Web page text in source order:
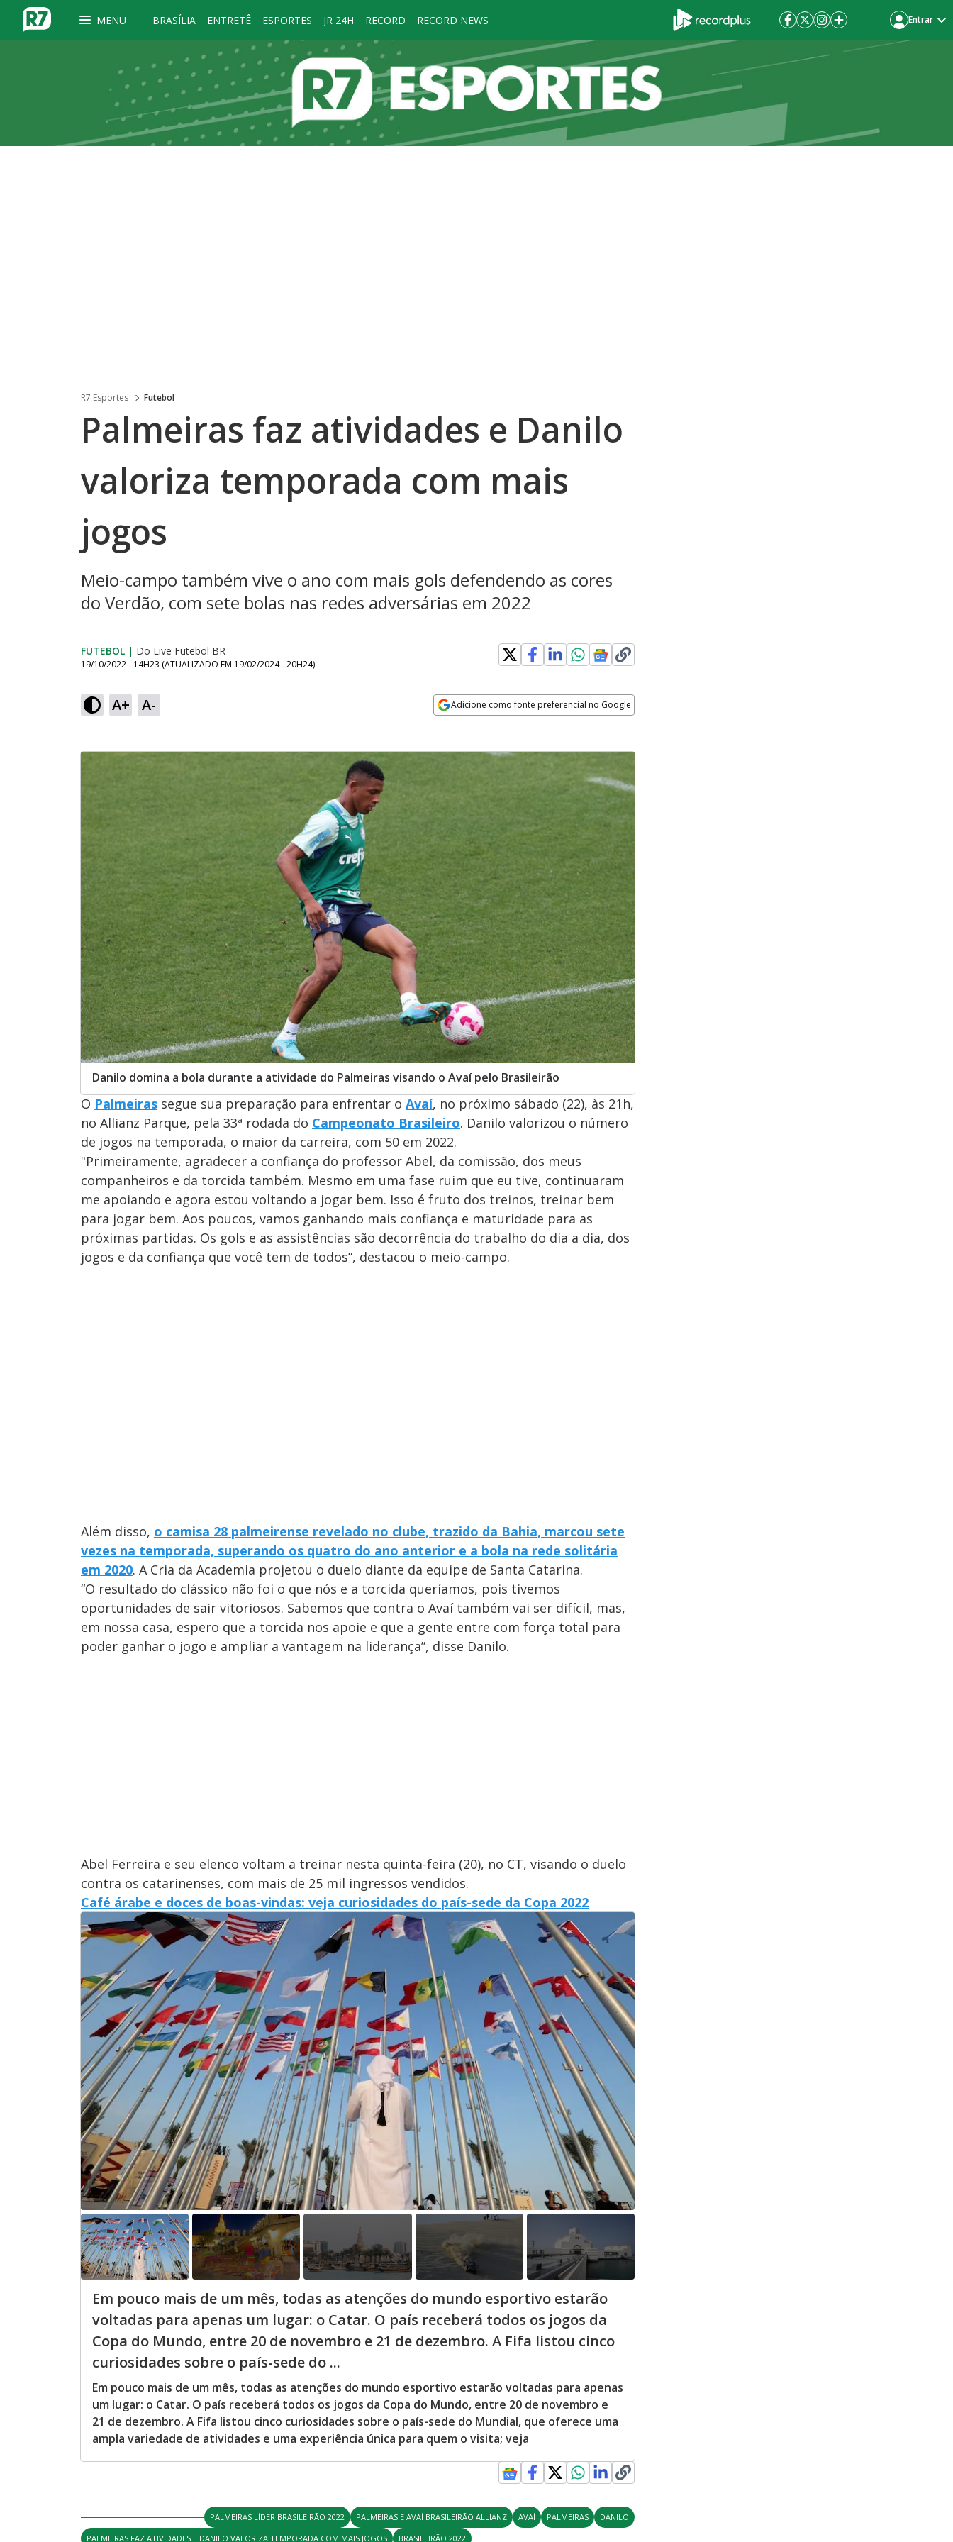
MENU BRASÍLIA ENTRETÊ ESPORTES JR 24H RECORD RECORD NEWS Entrar
R7 Esportes Futebol
Palmeiras faz atividades e Danilo
valoriza temporada com mais
jogos
Meio-campo também vive o ano com mais gols defendendo as cores
do Verdão, com sete bolas nas redes adversárias em 2022
FUTEBOL | Do Live Futebol BR
19/10/2022 - 14H23 (ATUALIZADO EM 19/02/2024 - 20H24)
A+ A- Adicione como fonte preferencial no Google
Danilo domina a bola durante a atividade do Palmeiras visando o Avaí pelo Brasileirão
O Palmeiras segue sua preparação para enfrentar o Avaí, no próximo sábado (22), às 21h,
no Allianz Parque, pela 33ª rodada do Campeonato Brasileiro. Danilo valorizou o número
de jogos na temporada, o maior da carreira, com 50 em 2022.
"Primeiramente, agradecer a confiança do professor Abel, da comissão, dos meus
companheiros e da torcida também. Mesmo em uma fase ruim que eu tive, continuaram
me apoiando e agora estou voltando a jogar bem. Isso é fruto dos treinos, treinar bem
para jogar bem. Aos poucos, vamos ganhando mais confiança e maturidade para as
próximas partidas. Os gols e as assistências são decorrência do trabalho do dia a dia, dos
jogos e da confiança que você tem de todos”, destacou o meio-campo.
Além disso, o camisa 28 palmeirense revelado no clube, trazido da Bahia, marcou sete
vezes na temporada, superando os quatro do ano anterior e a bola na rede solitária
em 2020. A Cria da Academia projetou o duelo diante da equipe de Santa Catarina.
“O resultado do clássico não foi o que nós e a torcida queríamos, pois tivemos
oportunidades de sair vitoriosos. Sabemos que contra o Avaí também vai ser difícil, mas,
em nossa casa, espero que a torcida nos apoie e que a gente entre com força total para
poder ganhar o jogo e ampliar a vantagem na liderança”, disse Danilo.
Abel Ferreira e seu elenco voltam a treinar nesta quinta-feira (20), no CT, visando o duelo
contra os catarinenses, com mais de 25 mil ingressos vendidos.
Café árabe e doces de boas-vindas: veja curiosidades do país-sede da Copa 2022
Em pouco mais de um mês, todas as atenções do mundo esportivo estarão
voltadas para apenas um lugar: o Catar. O país receberá todos os jogos da
Copa do Mundo, entre 20 de novembro e 21 de dezembro. A Fifa listou cinco
curiosidades sobre o país-sede do ...
Em pouco mais de um mês, todas as atenções do mundo esportivo estarão voltadas para apenas
um lugar: o Catar. O país receberá todos os jogos da Copa do Mundo, entre 20 de novembro e
21 de dezembro. A Fifa listou cinco curiosidades sobre o país-sede do Mundial, que oferece uma
ampla variedade de atividades e uma experiência única para quem o visita; veja
PALMEIRAS LÍDER BRASILEIRÃO 2022 PALMEIRAS E AVAÍ BRASILEIRÃO ALLIANZ AVAÍ PALMEIRAS
DANILO
PALMEIRAS FAZ ATIVIDADES E DANILO VALORIZA TEMPORADA COM MAIS JOGOS
BRASILEIRÃO 2022